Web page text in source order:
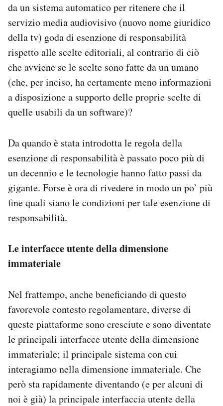
da un sistema automatico per ritenere che il
servizio media audiovisivo (nuovo nome giuridico
della tv) goda di esenzione di responsabilità
rispetto alle scelte editoriali, al contrario di ciò
che avviene se le scelte sono fatte da un umano
(che, per inciso, ha certamente meno informazioni
a disposizione a supporto delle proprie scelte di
quelle usabili da un software)?
Da quando è stata introdotta le regola della
esenzione di responsabilità è passato poco più di
un decennio e le tecnologie hanno fatto passi da
gigante. Forse è ora di rivedere in modo un po’ più
fine quali siano le condizioni per tale esenzione di
responsabilità.
Le interfacce utente della dimensione
immateriale
Nel frattempo, anche beneficiando di questo
favorevole contesto regolamentare, diverse di
queste piattaforme sono cresciute e sono diventate
le principali interfacce utente della dimensione
immateriale; il principale sistema con cui
interagiamo nella dimensione immateriale. Che
però sta rapidamente diventando (e per alcuni di
noi è già) la principale interfaccia utente della